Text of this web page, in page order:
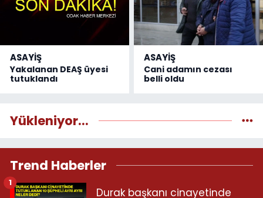
ASAYİŞ
Yakalanan DEAŞ üyesi
tutuklandı
ASAYİŞ
Cani adamın cezası
belli oldu
Yükleniyor...
Trend Haberler
Durak başkanı cinayetinde
1